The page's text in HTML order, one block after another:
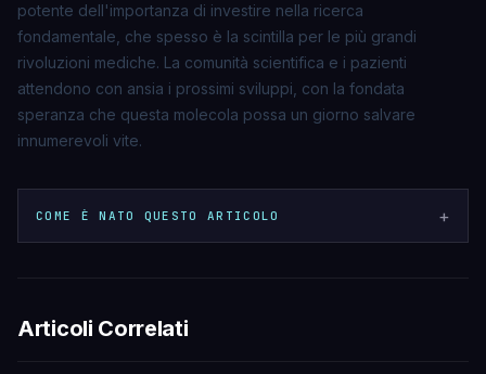
potente dell'importanza di investire nella ricerca
fondamentale, che spesso è la scintilla per le più grandi
rivoluzioni mediche. La comunità scientifica e i pazienti
attendono con ansia i prossimi sviluppi, con la fondata
speranza che questa molecola possa un giorno salvare
innumerevoli vite.
COME È NATO QUESTO ARTICOLO +
Articoli Correlati